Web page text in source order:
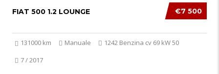
€7 500
FIAT 500 1.2 LOUNGE
131000 km Manuale
1242 Benzina cv 69 kW 50
7 / 2017